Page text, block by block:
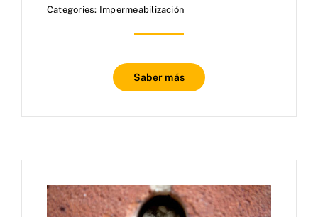
Categories: Impermeabilización
Saber más